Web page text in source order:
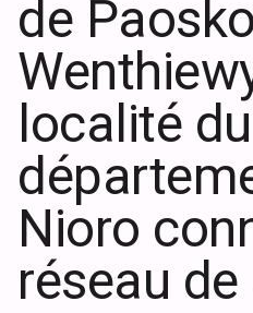
de
localité du
Nioro
réseau